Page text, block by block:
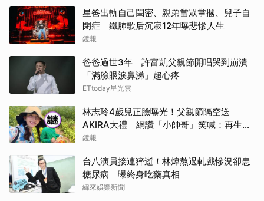
星爸出軌自己閨密、親弟當眾掌摑、兒子自
閉症 鐵肺歌后沉寂12年曝悲慘人生
鏡報
爸爸過世3年 許富凱父親節開唱哭到崩潰
「滿臉眼淚鼻涕」超心疼
ETtoday星光雲
林志玲4歲兒正臉曝光！父親節隔空送
AKIRA大禮 網讚「小帥哥」笑喊：再生一
個
鏡報
台八演員接連猝逝！林煒熬過軋戲慘況卻患
糖尿病 曝終身吃藥真相
緯來娛樂新聞